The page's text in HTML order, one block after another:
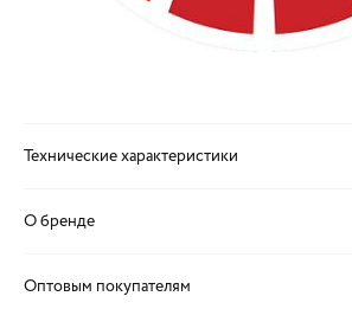
Технические характеристики
О бренде
Оптовым покупателям